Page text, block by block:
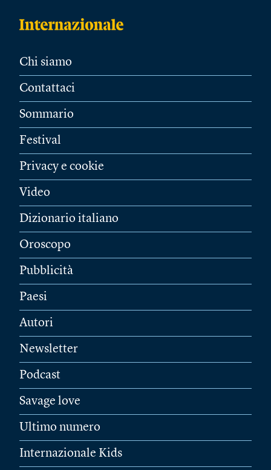
Chi siamo
Contattaci
Sommario
Festival
Privacy e cookie
Video
Dizionario italiano
Oroscopo
Pubblicità
Paesi
Autori
Newsletter
Podcast
Savage love
Ultimo numero
Internazionale Kids